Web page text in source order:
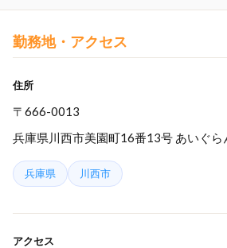
勤務地・アクセス
住所
〒666-0013
兵庫県川西市美園町16番13号 あいぐ
兵庫県 川西市
アクセス